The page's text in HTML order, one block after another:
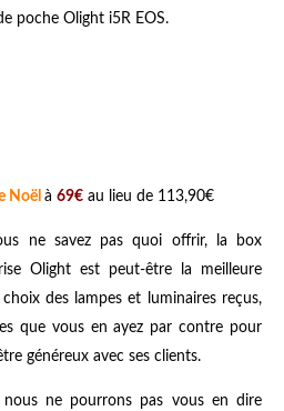
poche Olight i5R EOS.
Noël à 69€ au lieu de 113,90€
ne savez pas quoi offrir, la box
Olight est peut-être la meilleure
des lampes et luminaires reçus,
que vous en ayez par contre pour
généreux avec ses clients.
ne pourrons pas vous en dire